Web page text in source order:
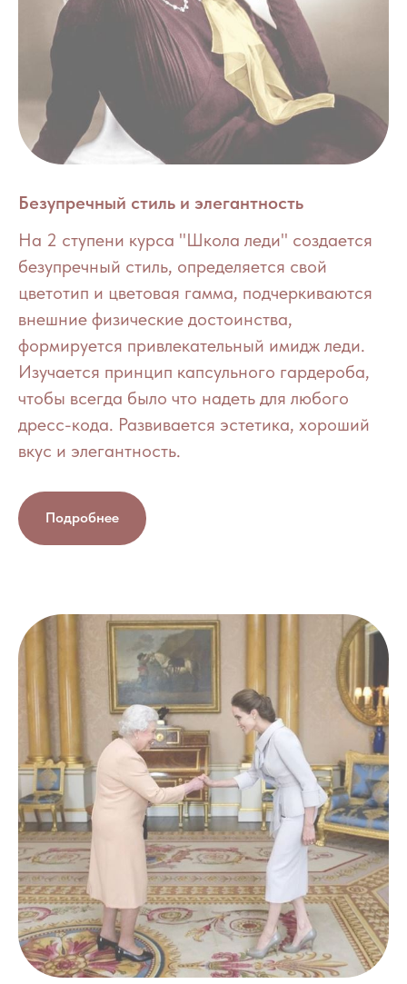
Безупречный стиль и элегантность
На 2 ступени курса "Школа леди" создается
безупречный стиль, определяется свой
цветотип и цветовая гамма, подчеркиваются
внешние физические достоинства,
формируется привлекательный имидж леди.
Изучается принцип капсульного гардероба,
чтобы всегда было что надеть для любого
дресс-кода. Развивается эстетика, хороший
вкус и элегантность.
Подробнее